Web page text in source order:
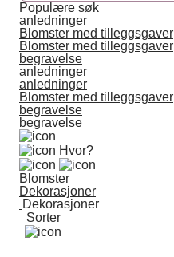
Populære søk
anledninger
Blomster med tilleggsgaver
Blomster med tilleggsgaver
begravelse
anledninger
anledninger
Blomster med tilleggsgaver
begravelse
begravelse
Hvor?
Blomster
Dekorasjoner
Dekorasjoner
Sorter